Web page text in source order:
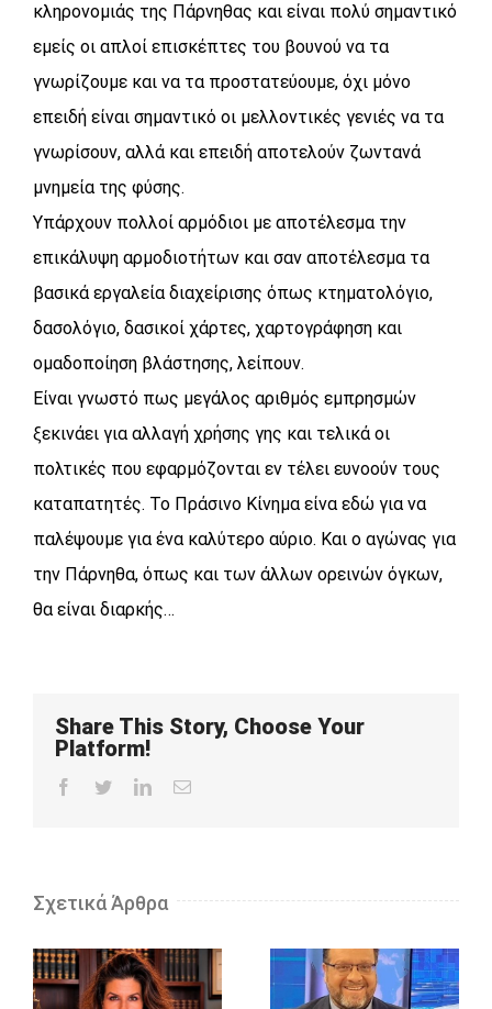
κληρονομιάς της Πάρνηθας και είναι πολύ σημαντικό
εμείς οι απλοί επισκέπτες του βουνού να τα
γνωρίζουμε και να τα προστατεύουμε, όχι μόνο
επειδή είναι σημαντικό οι μελλοντικές γενιές να τα
γνωρίσουν, αλλά και επειδή αποτελούν ζωντανά
μνημεία της φύσης.
Υπάρχουν πολλοί αρμόδιοι με αποτέλεσμα την
επικάλυψη αρμοδιοτήτων και σαν αποτέλεσμα τα
βασικά εργαλεία διαχείρισης όπως κτηματολόγιο,
δασολόγιο, δασικοί χάρτες, χαρτογράφηση και
ομαδοποίηση βλάστησης, λείπουν.
Είναι γνωστό πως μεγάλος αριθμός εμπρησμών
ξεκινάει για αλλαγή χρήσης γης και τελικά οι
πολτικές που εφαρμόζονται εν τέλει ευνοούν τους
καταπατητές. Το Πράσινο Κίνημα είνα εδώ για να
παλέψουμε για ένα καλύτερο αύριο. Και ο αγώνας για
την Πάρνηθα, όπως και των άλλων ορεινών όγκων,
θα είναι διαρκής…
Share This Story, Choose Your
Platform!
Facebook
TwitterLinkedInEmail
Σχετικά Άρθρα